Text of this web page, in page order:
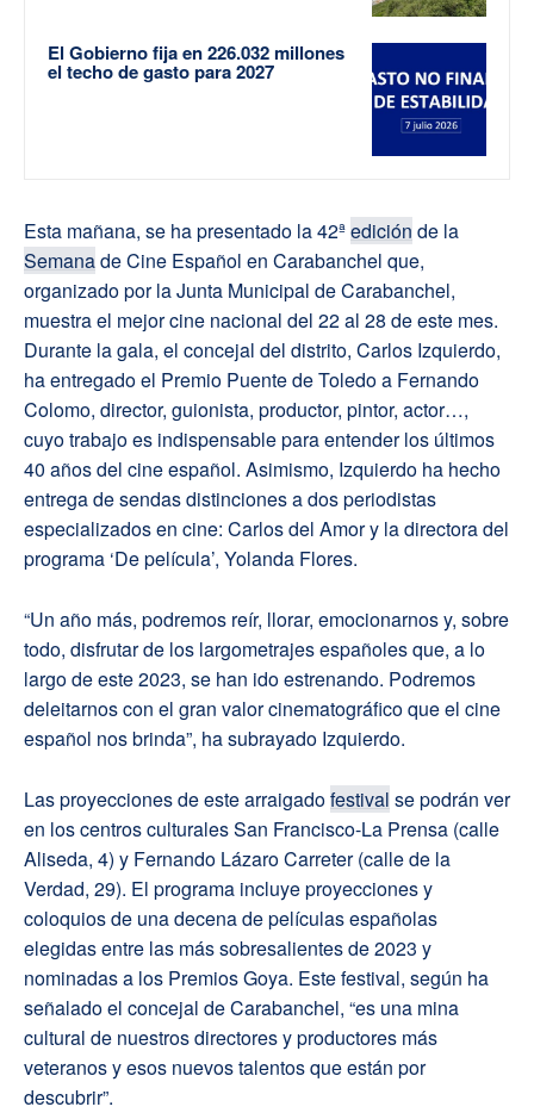
El Gobierno fija en 226.032 millones
el techo de gasto para 2027
Esta mañana, se ha presentado la 42ªedición de la
Semanade Cine Español en Carabanchel que,
organizado por la Junta Municipal de Carabanchel,
muestra el mejor cine nacional del 22 al 28 de este mes.
Durante la gala, el concejal del distrito, Carlos Izquierdo,
ha entregado el Premio Puente de Toledo a Fernando
Colomo, director, guionista, productor, pintor, actor…,
cuyo trabajo es indispensable para entender los últimos
40 años del cine español. Asimismo, Izquierdo ha hecho
entrega de sendas distinciones a dos periodistas
especializados en cine: Carlos del Amor y la directora del
programa ‘De película’, Yolanda Flores.
“Un año más, podremos reír, llorar, emocionarnos y, sobre
todo, disfrutar de los largometrajes españoles que, a lo
largo de este 2023, se han ido estrenando. Podremos
deleitarnos con el gran valor cinematográfico que el cine
español nos brinda”, ha subrayado Izquierdo.
Las proyecciones de este arraigadofestival se podrán ver
en los centros culturales San Francisco-La Prensa (calle
Aliseda, 4) y Fernando Lázaro Carreter (calle de la
Verdad, 29). El programa incluye proyecciones y
coloquios de una decena de películas españolas
elegidas entre las más sobresalientes de 2023 y
nominadas a los Premios Goya. Este festival, según ha
señalado el concejal de Carabanchel, “es una mina
cultural de nuestros directores y productores más
veteranos y esos nuevos talentos que están por
descubrir”.